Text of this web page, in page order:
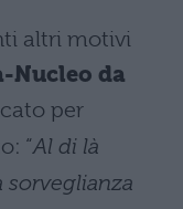
altri motivi
Nucleo da
per
“Al di là
sorveglianza